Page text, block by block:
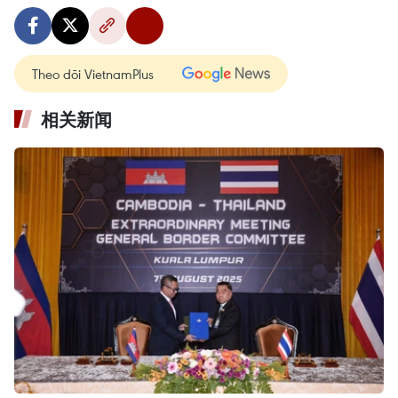
Theo dõi VietnamPlus
相关新闻